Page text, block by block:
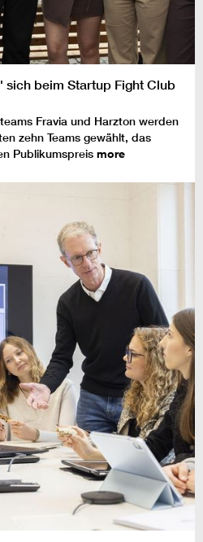
beim Startup Fight Club
Fravia und Harzton werden
zehn Teams gewählt, das
Publikumspreis more